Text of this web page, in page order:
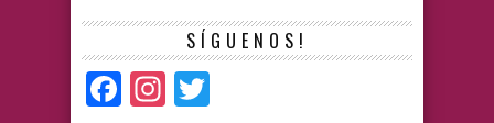
SÍGUENOS!
Facebook
Instagram